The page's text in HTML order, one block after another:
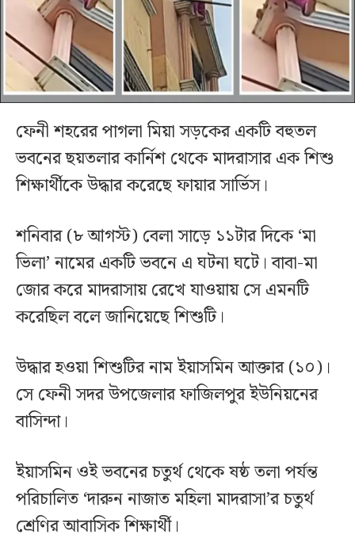
ফেনী শহরের পাগলা মিয়া সড়কের একটি বহুতল
ভবনের ছয়তলার কার্নিশ থেকে মাদরাসার এক শিশু
শিক্ষার্থীকে উদ্ধার করেছে ফায়ার সার্ভিস।
শনিবার (৮ আগস্ট) বেলা সাড়ে ১১টার দিকে ‌‘মা
ভিলা’ নামের একটি ভবনে এ ঘটনা ঘটে। বাবা-মা
জোর করে মাদরাসায় রেখে যাওয়ায় সে এমনটি
করেছিল বলে জানিয়েছে শিশুটি।
উদ্ধার হওয়া শিশুটির নাম ইয়াসমিন আক্তার (১০)।
সে ফেনী সদর উপজেলার ফাজিলপুর ইউনিয়নের
বাসিন্দা।
ইয়াসমিন ওই ভবনের চতুর্থ থেকে ষষ্ঠ তলা পর্যন্ত
পরিচালিত ‘দারুন নাজাত মহিলা মাদরাসা’র চতুর্থ
শ্রেণির আবাসিক শিক্ষার্থী।